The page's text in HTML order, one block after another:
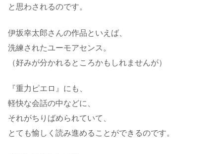
と思わされるのです。
伊坂幸太郎さんの作品といえば、
洗練されたユーモアセンス。
（好みが分かれるところかもしれませんが）
『重力ピエロ』にも、
軽快な会話の中などに、
それがちりばめられていて、
とても愉しく読み進めることができるのです。